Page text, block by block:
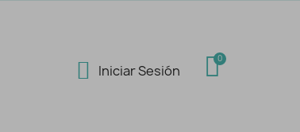
Iniciar Sesión